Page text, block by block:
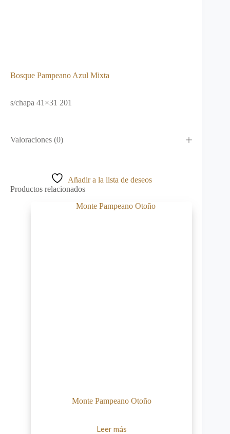
Bosque Pampeano Azul Mixta
s/chapa 41×31 201
Valoraciones (0)
Añadir a la lista de deseos
Productos relacionados
Monte Pampeano Otoño
Leer más